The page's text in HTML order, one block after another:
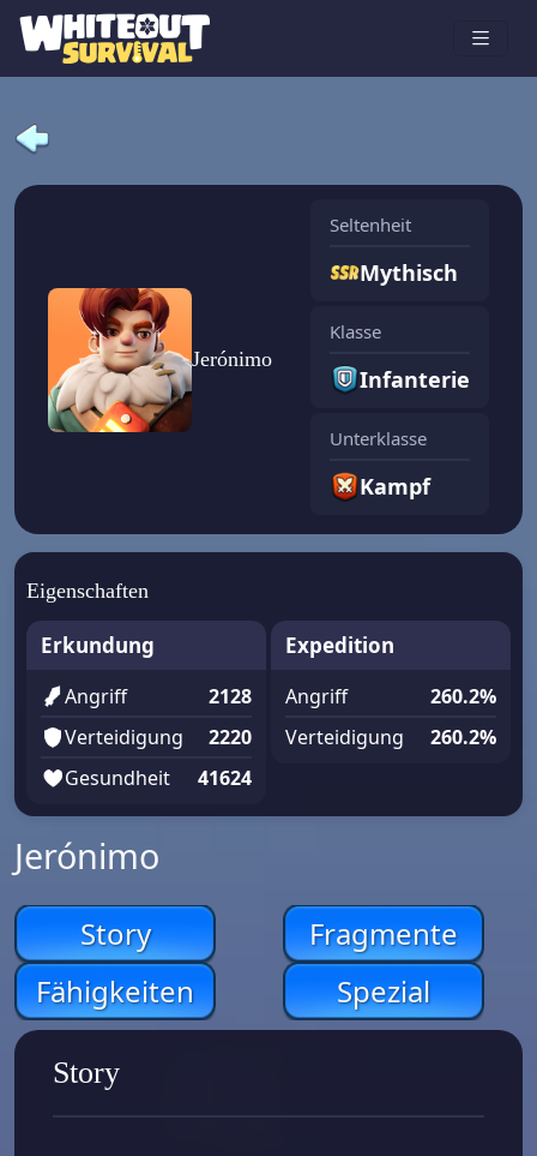
Jerónimo
Seltenheit
Mythisch
Klasse
Infanterie
Unterklasse
Kampf
Eigenschaften
Erkundung
Angriff
2128
Verteidigung
2220
Gesundheit
41624
Expedition
Angriff
260.2%
Verteidigung
260.2%
Jerónimo
Story
Fragmente
Fähigkeiten
Spezial
Story